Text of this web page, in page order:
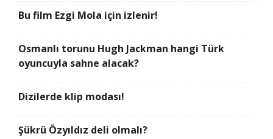
Bu film Ezgi Mola için izlenir!
Osmanlı torunu Hugh Jackman hangi Türk
oyuncuyla sahne alacak?
Dizilerde klip modası!
Şükrü Özyıldız deli olmalı?